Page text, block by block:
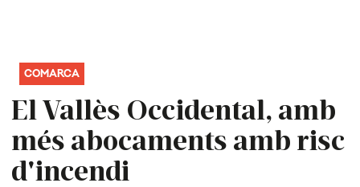
El Vallès Occidental, amb
més abocaments amb risc
d'incendi
COMARCA